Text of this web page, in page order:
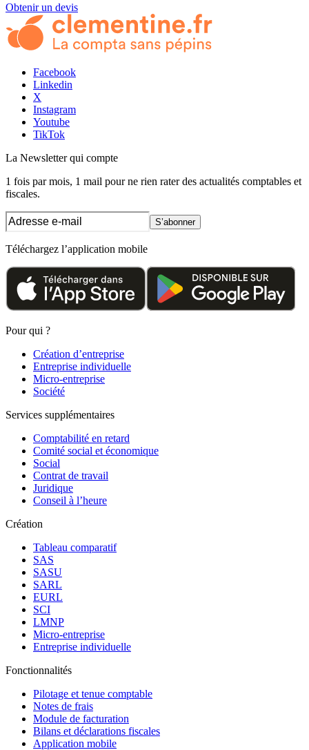
Obtenir un devis
Facebook
Linkedin
X
Instagram
Youtube
TikTok
La Newsletterqui compte
1 fois par mois, 1 mail pour ne rien rater des actualités comptables et
fiscales.
S’abonner
Téléchargez l’application mobile
Pour qui ?
Création d’entreprise
Entreprise individuelle
Micro-entreprise
Société
Services supplémentaires
Comptabilité en retard
Comité social et économique
Social
Contrat de travail
Juridique
Conseil à l’heure
Création
Tableau comparatif
SAS
SASU
SARL
EURL
SCI
LMNP
Micro-entreprise
Entreprise individuelle
Fonctionnalités
Pilotage et tenue comptable
Notes de frais
Module de facturation
Bilans et déclarations fiscales
Application mobile